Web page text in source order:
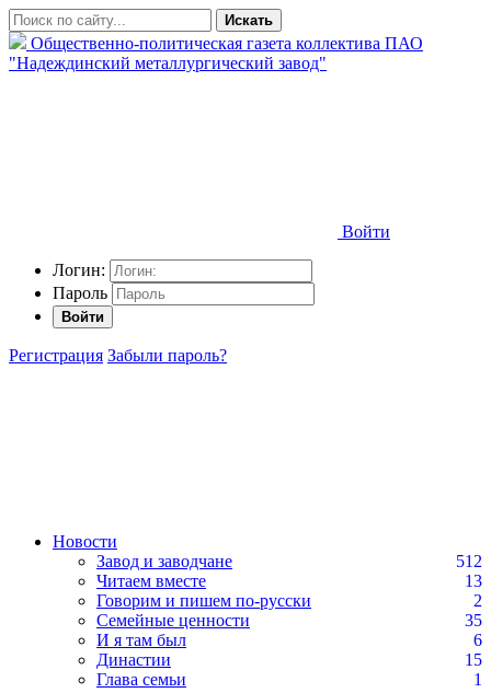
Искать
Общественно-политическая газета коллектива ПАО
"Надеждинский металлургический завод"
Войти
Логин:
Пароль
Войти
Регистрация Забыли пароль?
Новости
Завод и заводчане
512
Читаем вместе
13
Говорим и пишем по-русски
2
Семейные ценности
35
И я там был
6
Династии
15
Глава семьи
1